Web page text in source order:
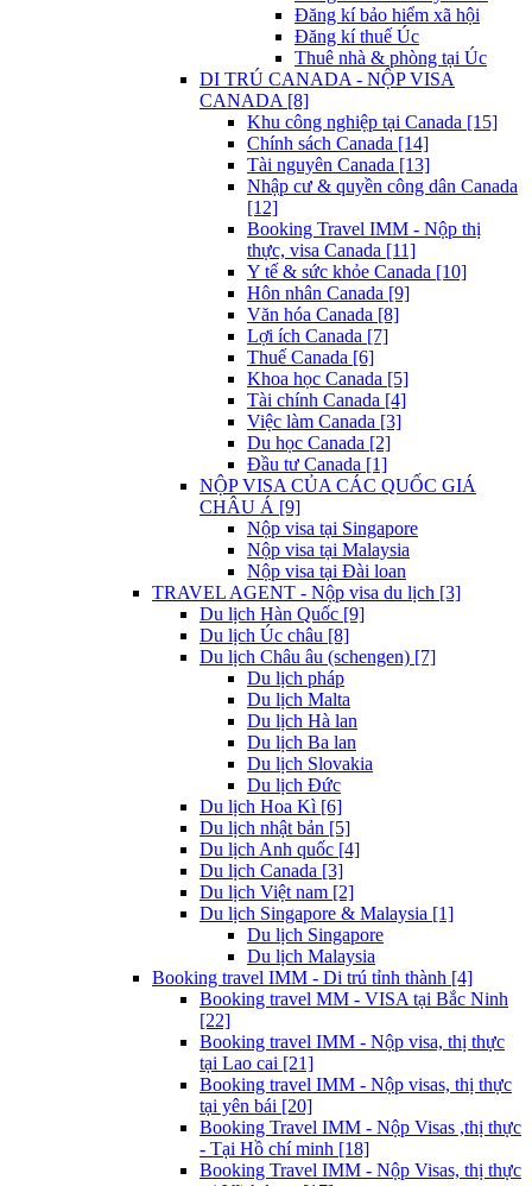
Đăng kí bảo hiểm xã hội
Đăng kí thuế Úc
Thuê nhà & phòng tại Úc
DI TRÚ CANADA - NỘP VISA
CANADA [8]
Khu công nghiệp tại Canada [15]
Chính sách Canada [14]
Tài nguyên Canada [13]
Nhập cư & quyền công dân Canada
[12]
Booking Travel IMM - Nộp thị
thực, visa Canada [11]
Y tế & sức khỏe Canada [10]
Hôn nhân Canada [9]
Văn hóa Canada [8]
Lợi ích Canada [7]
Thuế Canada [6]
Khoa học Canada [5]
Tài chính Canada [4]
Việc làm Canada [3]
Du học Canada [2]
Đầu tư Canada [1]
NỘP VISA CỦA CÁC QUỐC GIÁ
CHÂU Á [9]
Nộp visa tại Singapore
Nộp visa tại Malaysia
Nộp visa tại Đài loan
TRAVEL AGENT - Nộp visa du lịch [3]
Du lịch Hàn Quốc [9]
Du lịch Úc châu [8]
Du lịch Châu âu (schengen) [7]
Du lịch pháp
Du lịch Malta
Du lịch Hà lan
Du lịch Ba lan
Du lịch Slovakia
Du lịch Đức
Du lịch Hoa Kì [6]
Du lịch nhật bản [5]
Du lịch Anh quốc [4]
Du lịch Canada [3]
Du lịch Việt nam [2]
Du lịch Singapore & Malaysia [1]
Du lịch Singapore
Du lịch Malaysia
Booking travel IMM - Di trú tỉnh thành [4]
Booking travel MM - VISA tại Bắc Ninh
[22]
Booking travel IMM - Nộp visa, thị thực
tại Lao cai [21]
Booking travel IMM - Nộp visas, thị thực
tại yên bái [20]
Booking Travel IMM - Nộp Visas ,thị thực
- Tại Hồ chí minh [18]
Booking Travel IMM - Nộp Visas, thị thực